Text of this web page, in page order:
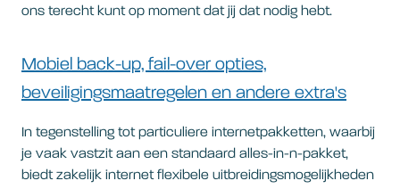
ons terecht kunt op moment dat jij dat nodig hebt.
Mobiel back-up, fail-over opties,
beveiligingsmaatregelen en andere extra's
In tegenstelling tot particuliere internetpakketten, waarbij
je vaak vastzit aan een standaard alles-in-n-pakket,
biedt zakelijk internet flexibele uitbreidingsmogelijkheden